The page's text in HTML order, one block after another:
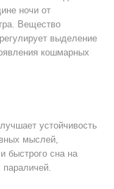
ночи от
Вещество
выделение
кошмарных
устойчивость
мыслей,
быстрого сна на
параличей.